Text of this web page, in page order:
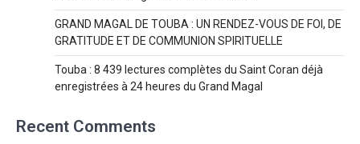
GRAND MAGAL DE TOUBA : UN RENDEZ-VOUS DE FOI, DE
GRATITUDE ET DE COMMUNION SPIRITUELLE
Touba : 8 439 lectures complètes du Saint Coran déjà
enregistrées à 24 heures du Grand Magal
Recent Comments